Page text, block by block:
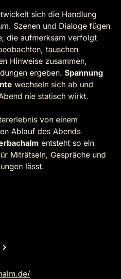
sich die Handlung
Szenen und Dialoge fügen
die aufmerksam verfolgt
tauschen
Hinweise zusammen,
ergeben. Spannung
wechseln sich ab und
nie statisch wirkt.
von einem
Ablauf des Abends
entsteht so ein
Miträtseln, Gespräche und
lässt.